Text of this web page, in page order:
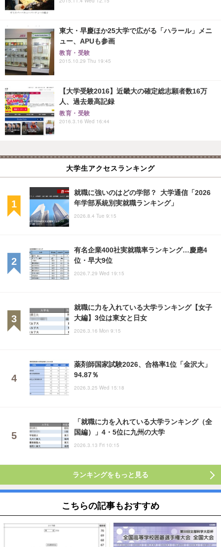
東大・早慶ほか25大学で広がる「ハラール」メニ
ュー、APUも参画
教育・受験
2015.10.29 Thu 19:45
【大学受験2016】近畿大の確定総志願者数16万
人、過去最高記録
教育・受験
2016.3.16 Wed 16:44
大学生アクセスランキング
就職に強いのはどの学部？ 大学通信「2026
年学部系統別実就職ランキング」
2026.8.4 Tue 9:15
有名企業400社実就職率ランキング…慶應4
位・早大9位
2026.7.29 Wed 19:15
就職に力を入れている大学ランキング【女子
大編】3位は東女と日女
2026.3.16 Mon 9:15
薬剤師国家試験2026、合格率1位「金沢大」
94.87％
2026.3.25 Wed 15:18
「就職に力を入れている大学ランキング（全
国編）」4・5位に九州の大学
2026.3.13 Fri 10:15
ランキングをもっと見る
こちらの記事もおすすめ